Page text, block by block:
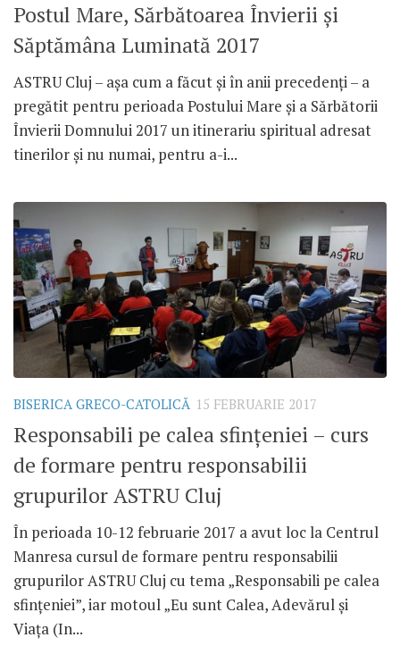
Postul Mare, Sărbătoarea Învierii și
Săptămâna Luminată 2017
ASTRU Cluj – așa cum a făcut și în anii precedenți – a
pregătit pentru perioada Postului Mare și a Sărbătorii
Învierii Domnului 2017 un itinerariu spiritual adresat
tinerilor și nu numai, pentru a-i...
BISERICA GRECO-CATOLICĂ 15 FEBRUARIE 2017
Responsabili pe calea sfințeniei – curs
de formare pentru responsabilii
grupurilor ASTRU Cluj
În perioada 10-12 februarie 2017 a avut loc la Centrul
Manresa cursul de formare pentru responsabilii
grupurilor ASTRU Cluj cu tema „Responsabili pe calea
sfințeniei”, iar motoul „Eu sunt Calea, Adevărul și
Viața (In...